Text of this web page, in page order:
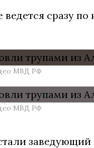
ведется сразу
МВД РФ
МВД РФ
заведующий